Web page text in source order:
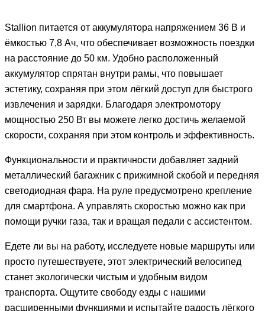
Stallion питается от аккумулятора напряжением 36 В и
ёмкостью 7,8 Ач, что обеспечивает возможность поездки
на расстояние до 50 км. Удобно расположенный
аккумулятор спрятан внутри рамы, что повышает
эстетику, сохраняя при этом лёгкий доступ для быстрого
извлечения и зарядки. Благодаря электромотору
мощностью 250 Вт вы можете легко достичь желаемой
скорости, сохраняя при этом контроль и эффективность.
Функциональности и практичности добавляет задний
металлический багажник с прижимной скобой и передняя
светодиодная фара. На руле предусмотрено крепление
для смартфона. А управлять скоростью можно как при
помощи ручки газа, так и вращая педали с ассистентом.
Едете ли вы на работу, исследуете новые маршруты или
просто путешествуете, этот электрический велосипед
станет экологически чистым и удобным видом
транспорта. Ощутите свободу езды с нашими
расширенными функциями и испытайте радость лёгкого